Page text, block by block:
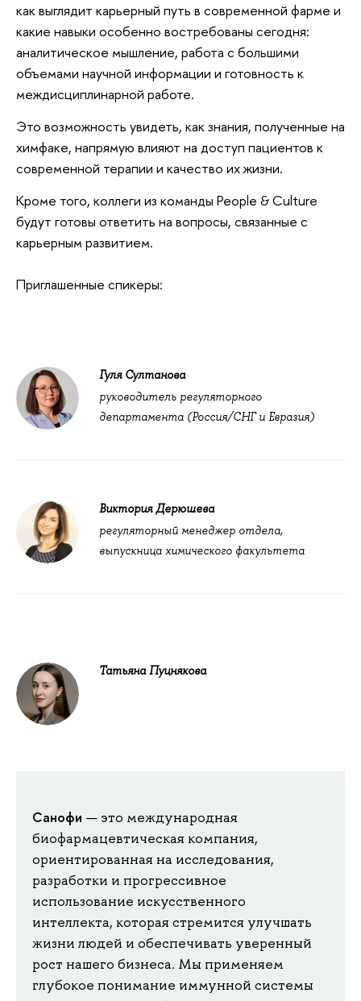
как выглядит карьерный путь в современной фарме и
какие навыки особенно востребованы сегодня:
аналитическое мышление, работа с большими
объемами научной информации и готовность к
междисциплинарной работе.
Это возможность увидеть, как знания, полученные на
химфаке, напрямую влияют на доступ пациентов к
современной терапии и качество их жизни.
Кроме того, коллеги из команды People & Culture
будут готовы ответить на вопросы, связанные с
карьерным развитием.
Приглашенные спикеры:
Гуля Султанова
руководитель регуляторного
департамента (Россия/СНГ и Евразия)
Виктория Дерюшева
регуляторный менеджер отдела,
выпускница химического факультета
Татьяна Пуцнякова
Санофи — это международная
биофармацевтическая компания,
ориентированная на исследования,
разработки и прогрессивное
использование искусственного
интеллекта, которая стремится улучшать
жизни людей и обеспечивать уверенный
рост нашего бизнеса. Мы применяем
глубокое понимание иммунной системы